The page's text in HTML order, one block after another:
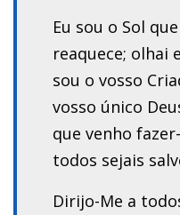
Eu sou o Sol
reaquece; olhai
sou o vosso
vosso único
que venho
todos sejais
Dirijo-Me a